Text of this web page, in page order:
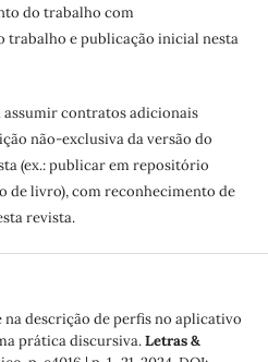
do trabalho com
trabalho e publicação inicial nesta
contratos adicionais
não-exclusiva da versão do
(ex.: publicar em repositório
livro), com reconhecimento de
revista.
descrição de perfis no aplicativo
prática discursiva.Letras &